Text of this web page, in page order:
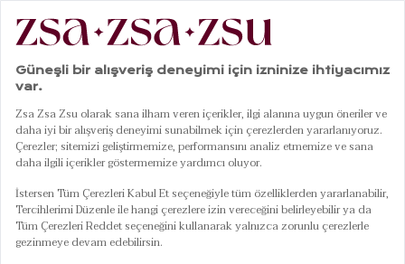
Dekoratif Kase
FILTRELE SIRALA